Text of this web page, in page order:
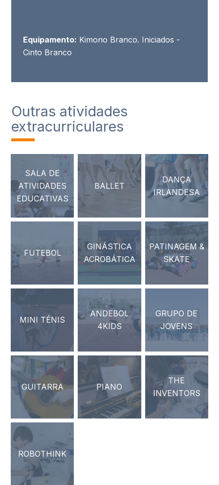
Equipamento: Kimono Branco. Iniciados -
Cinto Branco
Outras atividades
extracurriculares
SALA DE
ATIVIDADES
EDUCATIVAS
BALLET
DANÇA
IRLANDESA
FUTEBOL
GINÁSTICA
ACROBÁTICA
PATINAGEM &
SKATE
MINI TÉNIS
ANDEBOL
4KIDS
GRUPO DE
JOVENS
GUITARRA PIANO
THE
INVENTORS
ROBOTHINK